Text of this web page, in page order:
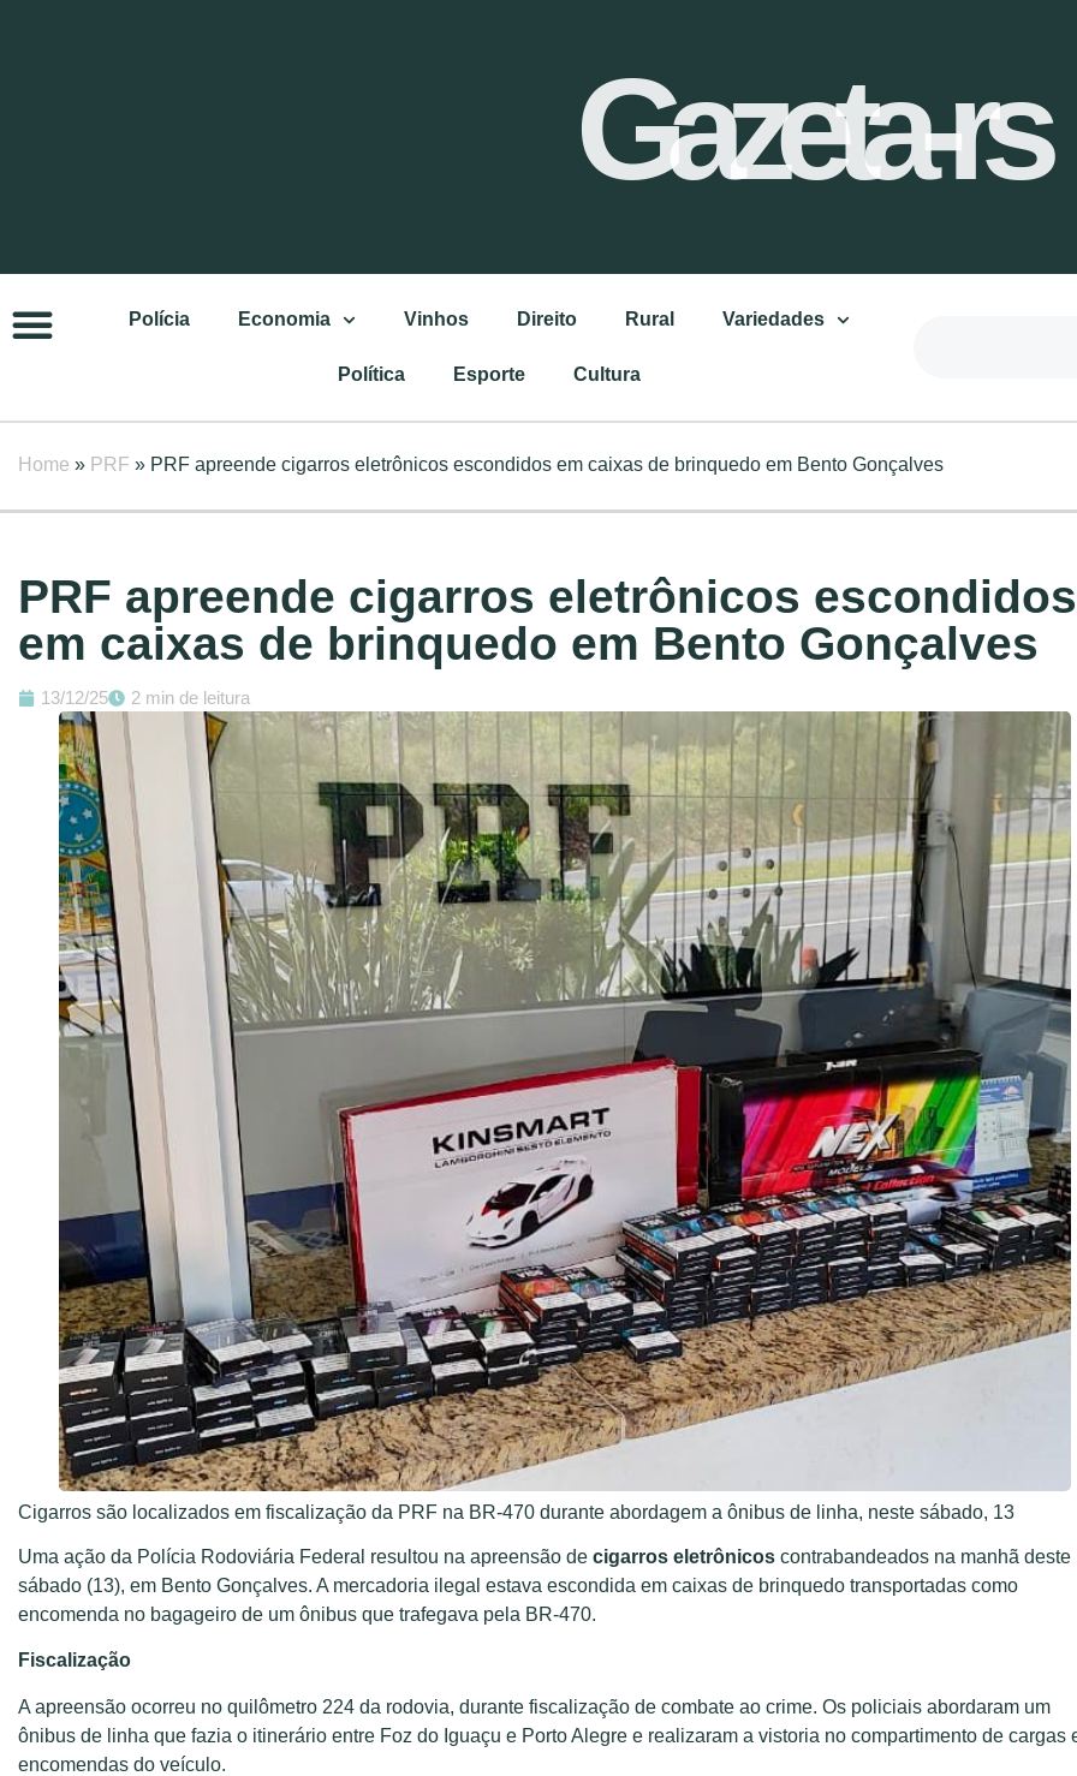
Gazeta-rs
Polícia Economia Vinhos Direito Rural Variedades
Política Esporte Cultura
Home » PRF » PRF apreende cigarros eletrônicos escondidos em caixas de brinquedo em Bento Gonçalves
PRF apreende cigarros eletrônicos escondidos
em caixas de brinquedo em Bento Gonçalves
13/12/25 2 min de leitura
Cigarros são localizados em fiscalização da PRF na BR-470 durante abordagem a ônibus de linha, neste sábado, 13
Uma ação da Polícia Rodoviária Federal resultou na apreensão de cigarros eletrônicos contrabandeados na manhã deste
sábado (13), em Bento Gonçalves. A mercadoria ilegal estava escondida em caixas de brinquedo transportadas como
encomenda no bagageiro de um ônibus que trafegava pela BR-470.
Fiscalização
A apreensão ocorreu no quilômetro 224 da rodovia, durante fiscalização de combate ao crime. Os policiais abordaram um
ônibus de linha que fazia o itinerário entre Foz do Iguaçu e Porto Alegre e realizaram a vistoria no compartimento de cargas
encomendas do veículo.